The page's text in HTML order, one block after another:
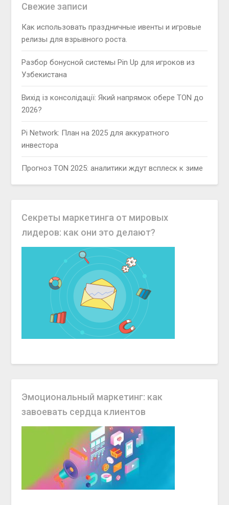
Свежие записи
Как использовать праздничные ивенты и игровые
релизы для взрывного роста.
Разбор бонусной системы Pin Up для игроков из
Узбекистана
Вихід із консолідації: Який напрямок обере TON до
2026?
Pi Network: План на 2025 для аккуратного
инвестора
Прогноз TON 2025: аналитики ждут всплеск к зиме
Секреты маркетинга от мировых
лидеров: как они это делают?
Эмоциональный маркетинг: как
завоевать сердца клиентов